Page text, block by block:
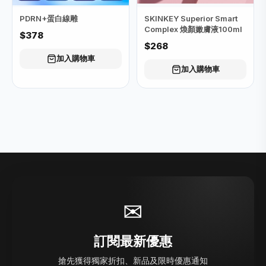
PDRN+蛋白線雕
$378
加入購物車
SKINKEY Superior Smart
Complex 煥顏嫩膚液100ml
$268
加入購物車
✉
訂閱最新優惠
搶先獲得獨家折扣、新品及限時優惠通知